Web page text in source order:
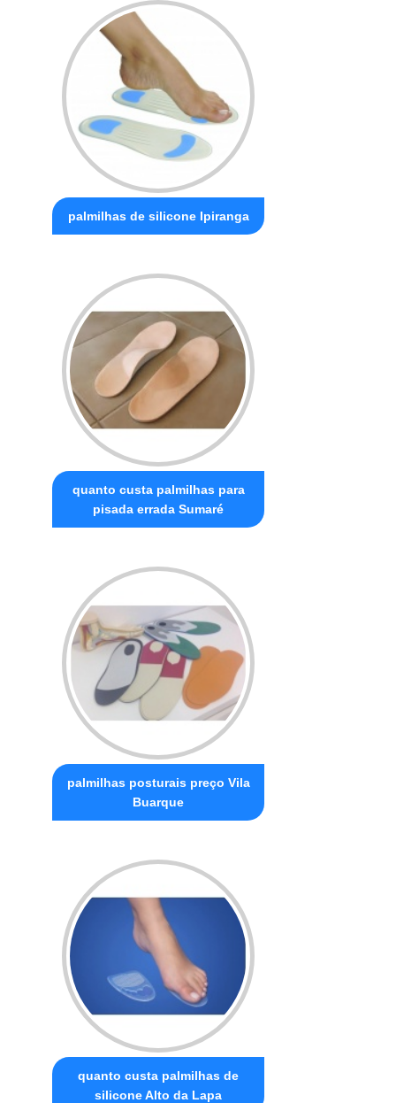
palmilhas de silicone Ipiranga
quanto custa palmilhas para
pisada errada Sumaré
palmilhas posturais preço Vila
Buarque
quanto custa palmilhas de
silicone Alto da Lapa